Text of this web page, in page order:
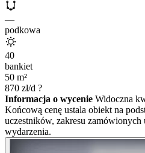
—
podkowa
40
bankiet
50 m²
870 zł/d ?
Informacja o wycenie Widoczna
Końcową cenę ustala obiekt na
uczestników, zakresu zamówionych
wydarzenia.